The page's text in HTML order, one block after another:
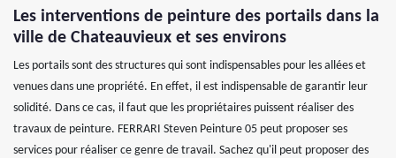
Les interventions de peinture des portails dans la
ville de Chateauvieux et ses environs
Les portails sont des structures qui sont indispensables pour les allées et
venues dans une propriété. En effet, il est indispensable de garantir leur
solidité. Dans ce cas, il faut que les propriétaires puissent réaliser des
travaux de peinture. FERRARI Steven Peinture 05 peut proposer ses
services pour réaliser ce genre de travail. Sachez qu'il peut proposer des